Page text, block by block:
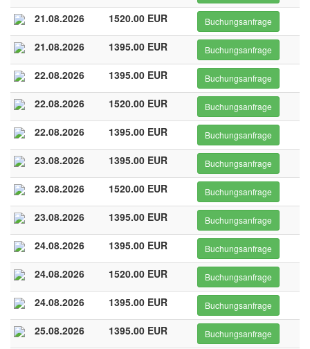
21.08.2026 1520.00 EUR Buchungsanfrage
21.08.2026 1395.00 EUR Buchungsanfrage
22.08.2026 1395.00 EUR Buchungsanfrage
22.08.2026 1520.00 EUR Buchungsanfrage
22.08.2026 1395.00 EUR Buchungsanfrage
23.08.2026 1395.00 EUR Buchungsanfrage
23.08.2026 1520.00 EUR Buchungsanfrage
23.08.2026 1395.00 EUR Buchungsanfrage
24.08.2026 1395.00 EUR Buchungsanfrage
24.08.2026 1520.00 EUR Buchungsanfrage
24.08.2026 1395.00 EUR Buchungsanfrage
25.08.2026 1395.00 EUR Buchungsanfrage